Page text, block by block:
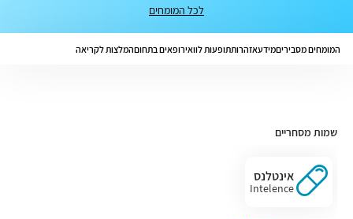
לכל המומחים
המומחים מסביריםמידעאזהרותתופעות לוואירופאים בתחוםהמלצות לקריאה
שמות מסחריים
אינטלנס
Intelence